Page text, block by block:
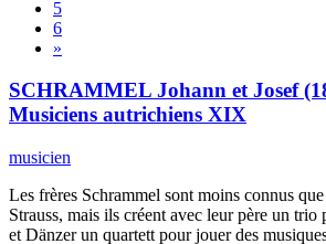
5
6
»
SCHRAMMEL Johann et Josef
Musiciens autrichiens XIX
musicien
Les frères Schrammel sont moins connus
Strauss, mais ils créent avec leur père un trio
et Dänzer un quartett pour jouer des